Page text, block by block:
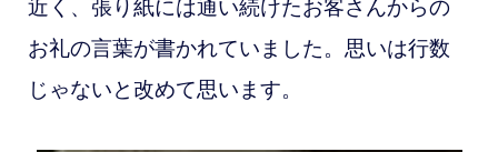
近く、張り紙には通い続けたお客さんからの
お礼の言葉が書かれていました。思いは行数
じゃないと改めて思います。